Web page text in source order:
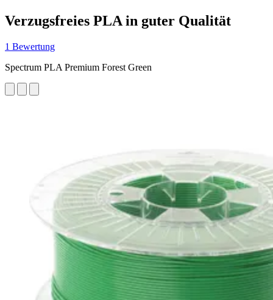
Verzugsfreies PLA in guter Qualität
1 Bewertung
Spectrum PLA Premium Forest Green